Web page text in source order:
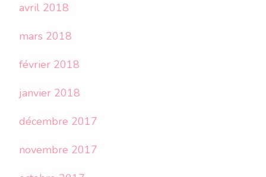
avril 2018
mars 2018
février 2018
janvier 2018
décembre 2017
novembre 2017